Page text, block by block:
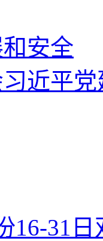
安全
近平
16-31